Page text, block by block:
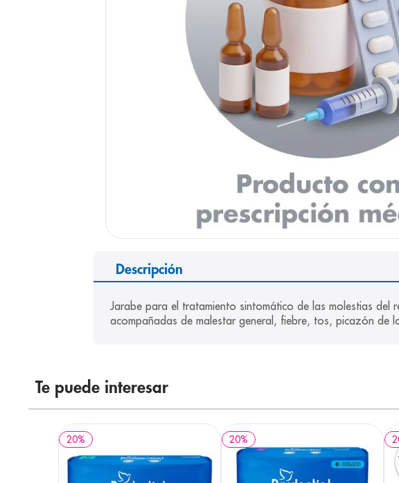
Descripción
Jarabe para el tratamiento sintomático de las molestias
acompañadas de malestar general, fiebre, tos, picazón de
Te puede interesar
20% 20%
pediasure
desodorante